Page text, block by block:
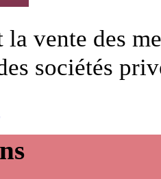
vente des
sociétés